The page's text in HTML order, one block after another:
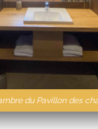
du Pavillon des